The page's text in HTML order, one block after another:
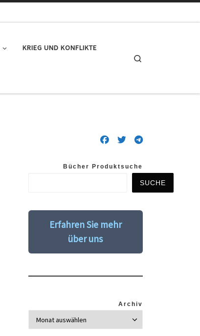
KRIEG UND KONFLIKTE
Bücher Produktsuche
SUCHE
Erfahren Sie mehr
über uns
Archiv